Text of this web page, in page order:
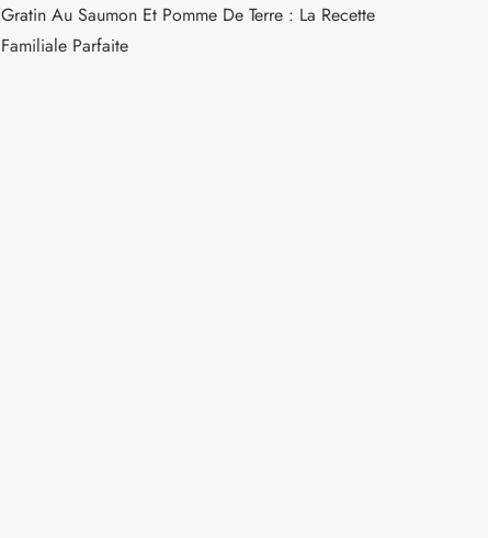
Gratin Au Saumon Et Pomme De Terre : La Recette
Familiale Parfaite